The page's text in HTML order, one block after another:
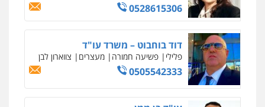
0528615306
דוד בוחבוט – משרד עו"ד
פלילי פשיעה חמורה מעצרים צווארון לבן
0505542333